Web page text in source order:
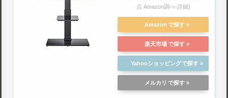
り可能 家用/学校/ビジネス
展示用/病院業務用 ブラック
PGFS02
点 Amazon調べ-詳細)
Amazon
楽天市場
Yahooショッピング
メルカリ